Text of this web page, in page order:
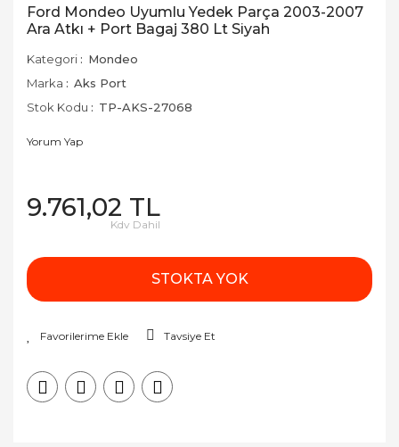
Ford Mondeo Uyumlu Yedek Parça 2003-2007
Ara Atkı + Port Bagaj 380 Lt Siyah
Kategori
Mondeo
Marka
Aks Port
Stok Kodu
TP-AKS-27068
Yorum Yap
9.761,02 TL
Kdv Dahil
STOKTA YOK
Tavsiye Et